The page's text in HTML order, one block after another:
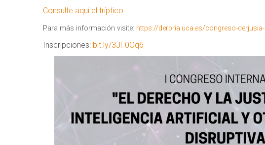
Consulte aquí el tríptico
Para más información visite: https://derpria.uca.es/congreso-
Inscripciones: bit.ly/3JF0Oq6